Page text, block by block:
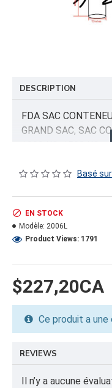
DESCRIPTION
FDA SAC
GRAND SAC, SAC
36X36X60 (1500KG)
Quantité par
Dimension: 40X18X6
Poids: 38.24
Volume cubique:
FORMAT DE
Quantité par palette:
Dimension/pallet:
Basé
$227,20CA
EN STOCK
Modèle: 2006L
Product Views: 1791
Ce produit a
REVIEWS
Il n’y a aucune